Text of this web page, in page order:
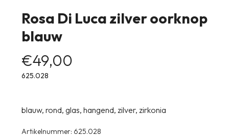
Rosa Di Luca zilver oorknop
blauw
€49,00
625.028
blauw, rond, glas, hangend, zilver, zirkonia
Artikelnummer: 625.028